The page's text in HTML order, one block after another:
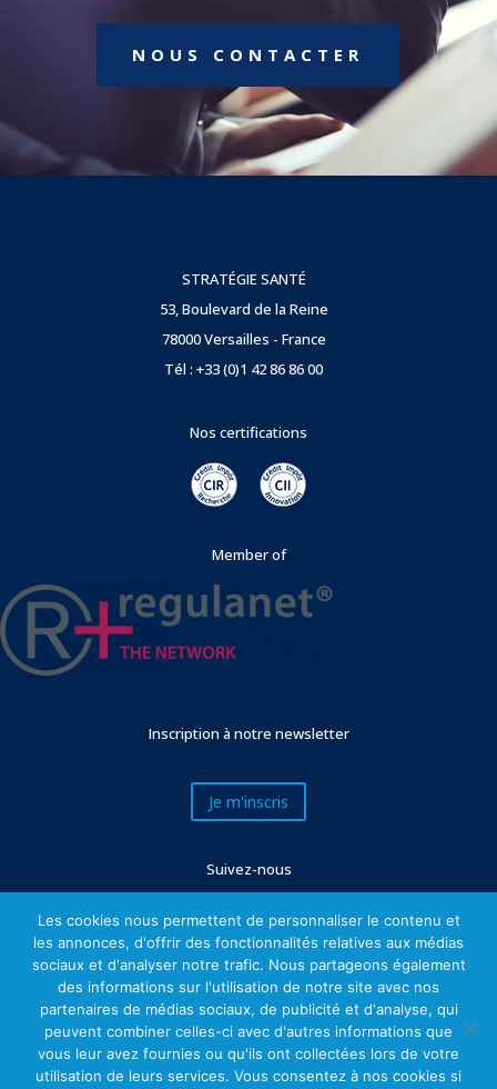
NOUS CONTACTER
STRATÉGIE SANTÉ
53, Boulevard de la Reine
78000 Versailles - France
Tél : +33 (0)1 42 86 86 00
Nos certifications
Member of
Inscription à notre newsletter
Je m'inscris
Suivez-nous
Mentions légales
Les cookies nous permettent de personnaliser le contenu et
les annonces, d'offrir des fonctionnalités relatives aux médias
sociaux et d'analyser notre trafic. Nous partageons également
des informations sur l'utilisation de notre site avec nos
partenaires de médias sociaux, de publicité et d'analyse, qui
peuvent combiner celles-ci avec d'autres informations que
vous leur avez fournies ou qu'ils ont collectées lors de votre
utilisation de leurs services. Vous consentez à nos cookies si